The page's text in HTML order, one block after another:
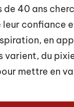
de 40 ans
leur confiance
en
varient, du
mettre en